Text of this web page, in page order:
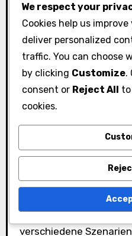
Schwung”-Drill, der
isoliert, und der
Spieler auf bestimmte
zielen. Diese Drills
physischen
Die Einbeziehung von
kann die Konsistenz
Beispiel kann das
des Winkels des Ziels
herausfordern und
verschiedene
We respect your
Cookies help us
deliver personalized
traffic. You can choose
by clicking Customize.
consent or Reject All
cookies.